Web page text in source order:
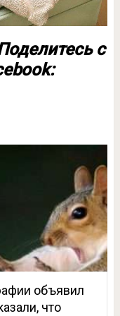
с
объявил
что